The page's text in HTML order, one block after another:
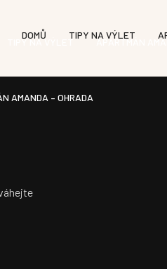
TIPY NA VÝLET APARTMÁN
AMANDA – OHRADA
DOMŮ TIPY NA VÝLET